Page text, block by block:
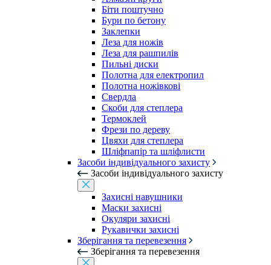
Біти поштучно
Бури по бетону
Заклепки
Леза для ножів
Леза для рашпилів
Пильні диски
Полотна для електропил
Полотна ножівкові
Свердла
Скоби для степлера
Термоклей
Фрези по дереву
Цвяхи для степлера
Шліфпапір та шліфлисти
Засоби індивідуального захисту
Засоби індивідуального захисту
Захисні навушники
Маски захисні
Окуляри захисні
Рукавички захисні
Зберігання та перевезення
Зберігання та перевезення